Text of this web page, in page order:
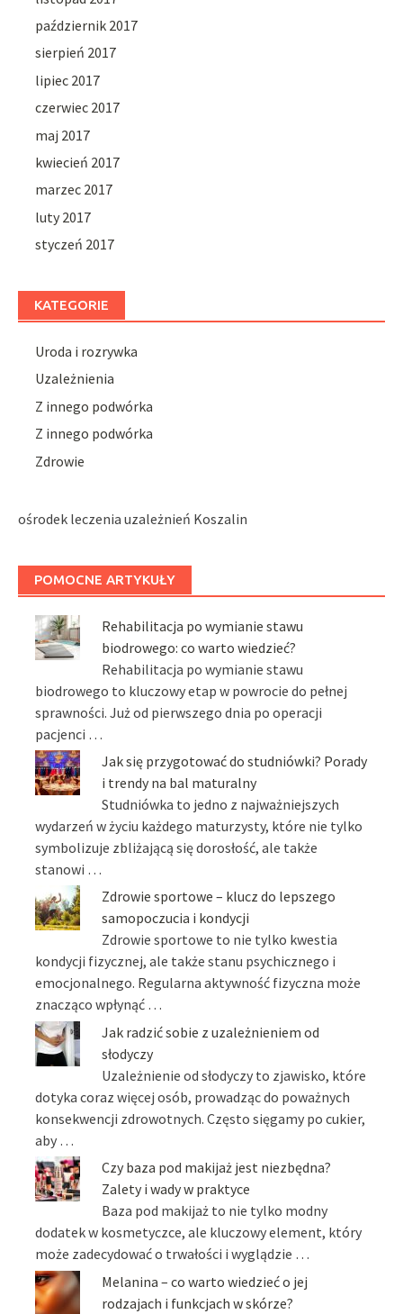
październik 2017
sierpień 2017
lipiec 2017
czerwiec 2017
maj 2017
kwiecień 2017
marzec 2017
luty 2017
styczeń 2017
KATEGORIE
Uroda i rozrywka
Uzależnienia
Z innego podwórka
Z innego podwórka
Zdrowie
ośrodek leczenia uzależnień Koszalin
POMOCNE ARTYKUŁY
Rehabilitacja po wymianie stawu
biodrowego: co warto wiedzieć?
Rehabilitacja po wymianie stawu
biodrowego to kluczowy etap w powrocie do pełnej
sprawności. Już od pierwszego dnia po operacji
pacjenci …
Jak się przygotować do studniówki? Porady
i trendy na bal maturalny
Studniówka to jedno z najważniejszych
wydarzeń w życiu każdego maturzysty, które nie tylko
symbolizuje zbliżającą się dorosłość, ale także
stanowi …
Zdrowie sportowe – klucz do lepszego
samopoczucia i kondycji
Zdrowie sportowe to nie tylko kwestia
kondycji fizycznej, ale także stanu psychicznego i
emocjonalnego. Regularna aktywność fizyczna może
znacząco wpłynąć …
Jak radzić sobie z uzależnieniem od
słodyczy
Uzależnienie od słodyczy to zjawisko, które
dotyka coraz więcej osób, prowadząc do poważnych
konsekwencji zdrowotnych. Często sięgamy po cukier,
aby …
Czy baza pod makijaż jest niezbędna?
Zalety i wady w praktyce
Baza pod makijaż to nie tylko modny
dodatek w kosmetyczce, ale kluczowy element, który
może zadecydować o trwałości i wyglądzie …
Melanina – co warto wiedzieć o jej
rodzajach i funkcjach w skórze?